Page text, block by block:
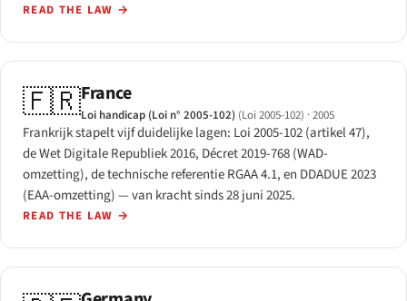
READ THE LAW →
🇫🇷France
Loi handicap (Loi n° 2005-102) (Loi 2005-102) · 2005
Frankrijk stapelt vijf duidelijke lagen: Loi 2005-102 (artikel 47),
de Wet Digitale Republiek 2016, Décret 2019-768 (WAD-
omzetting), de technische referentie RGAA 4.1, en DDADUE 2023
(EAA-omzetting) — van kracht sinds 28 juni 2025.
READ THE LAW →